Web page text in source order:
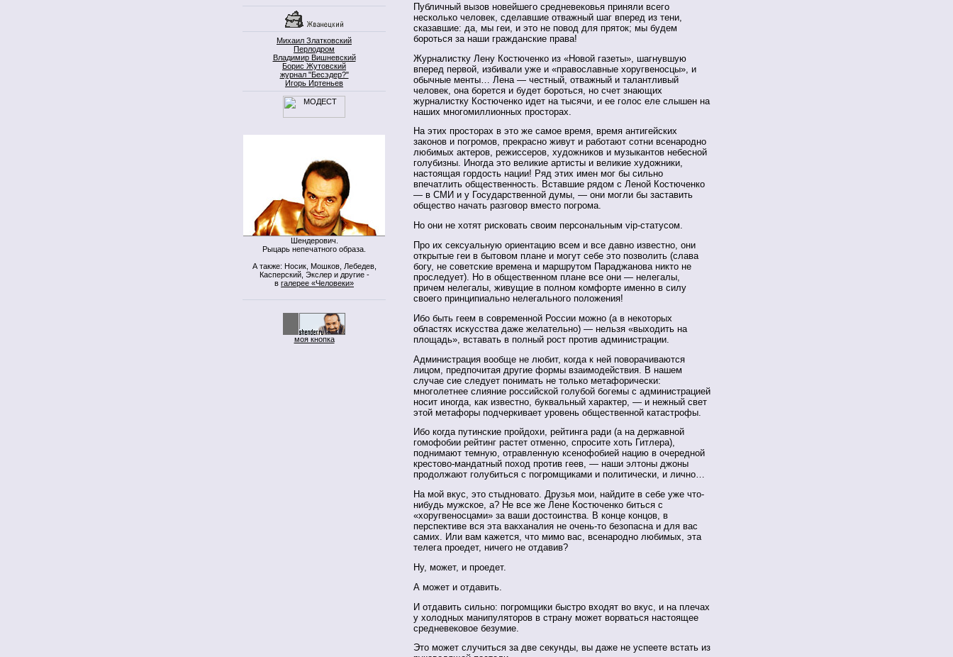
Михаил Златковский
Перлодром
Владимир Вишневский
Борис Жутовский
журнал "Бесэдер?"
Игорь Иртеньев
Шендерович.
Рыцарь непечатного образа.
А также: Носик, Мошков, Лебедев,
Касперский, Экслер и другие -
в галерее «Человеки»
моя кнопка
Публичный вызов новейшего средневековья приняли всего
несколько человек, сделавшие отважный шаг вперед из тени,
сказавшие: да, мы геи, и это не повод для пряток; мы будем
бороться за наши гражданские права!
Журналистку Лену Костюченко из «Новой газеты», шагнувшую
вперед первой, избивали уже и «православные хоругвеносцы», и
обычные менты… Лена — честный, отважный и талантливый
человек, она борется и будет бороться, но счет знающих
журналистку Костюченко идет на тысячи, и ее голос еле слышен на
наших многомиллионных просторах.
На этих просторах в это же самое время, время антигейских
законов и погромов, прекрасно живут и работают сотни всенародно
любимых актеров, режиссеров, художников и музыкантов небесной
голубизны. Иногда это великие артисты и великие художники,
настоящая гордость нации! Ряд этих имен мог бы сильно
впечатлить общественность. Вставшие рядом с Леной Костюченко
— в СМИ и у Государственной думы, — они могли бы заставить
общество начать разговор вместо погрома.
Но они не хотят рисковать своим персональным vip-статусом.
Про их сексуальную ориентацию всем и все давно известно, они
открытые геи в бытовом плане и могут себе это позволить (слава
богу, не советские времена и маршрутом Параджанова никто не
проследует). Но в общественном плане все они — нелегалы,
причем нелегалы, живущие в полном комфорте именно в силу
своего принципиально нелегального положения!
Ибо быть геем в современной России можно (а в некоторых
областях искусства даже желательно) — нельзя «выходить на
площадь», вставать в полный рост против администрации.
Администрация вообще не любит, когда к ней поворачиваются
лицом, предпочитая другие формы взаимодействия. В нашем
случае сие следует понимать не только метафорически:
многолетнее слияние российской голубой богемы с администрацией
носит иногда, как известно, буквальный характер, — и нежный свет
этой метафоры подчеркивает уровень общественной катастрофы.
Ибо когда путинские пройдохи, рейтинга ради (а на державной
гомофобии рейтинг растет отменно, спросите хоть Гитлера),
поднимают темную, отравленную ксенофобией нацию в очередной
крестово-мандатный поход против геев, — наши элтоны джоны
продолжают голубиться с погромщиками и политически, и лично…
На мой вкус, это стыдновато. Друзья мои, найдите в себе уже что-
нибудь мужское, а? Не все же Лене Костюченко биться с
«хоругвеносцами» за ваши достоинства. В конце концов, в
перспективе вся эта вакханалия не очень-то безопасна и для вас
самих. Или вам кажется, что мимо вас, всенародно любимых, эта
телега проедет, ничего не отдавив?
Ну, может, и проедет.
А может и отдавить.
И отдавить сильно: погромщики быстро входят во вкус, и на плечах
у холодных манипуляторов в страну может ворваться настоящее
средневековое безумие.
Это может случиться за две секунды, вы даже не успеете встать из